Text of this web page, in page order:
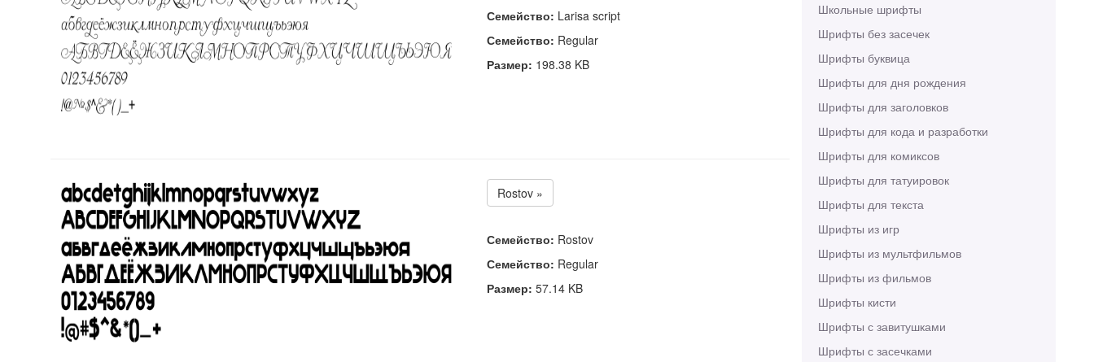
Школьные шрифты
Шрифты без засечек
Шрифты буквица
Шрифты для дня рождения
Шрифты для заголовков
Шрифты для кода и разработки
Шрифты для комиксов
Шрифты для татуировок
Шрифты для текста
Шрифты из игр
Шрифты из мультфильмов
Шрифты из фильмов
Шрифты кисти
Шрифты с завитушками
Шрифты с засечками
Семейство: Larisa script
Семейство: Regular
Размер: 198.38 KB
Rostov »
Семейство: Rostov
Семейство: Regular
Размер: 57.14 KB